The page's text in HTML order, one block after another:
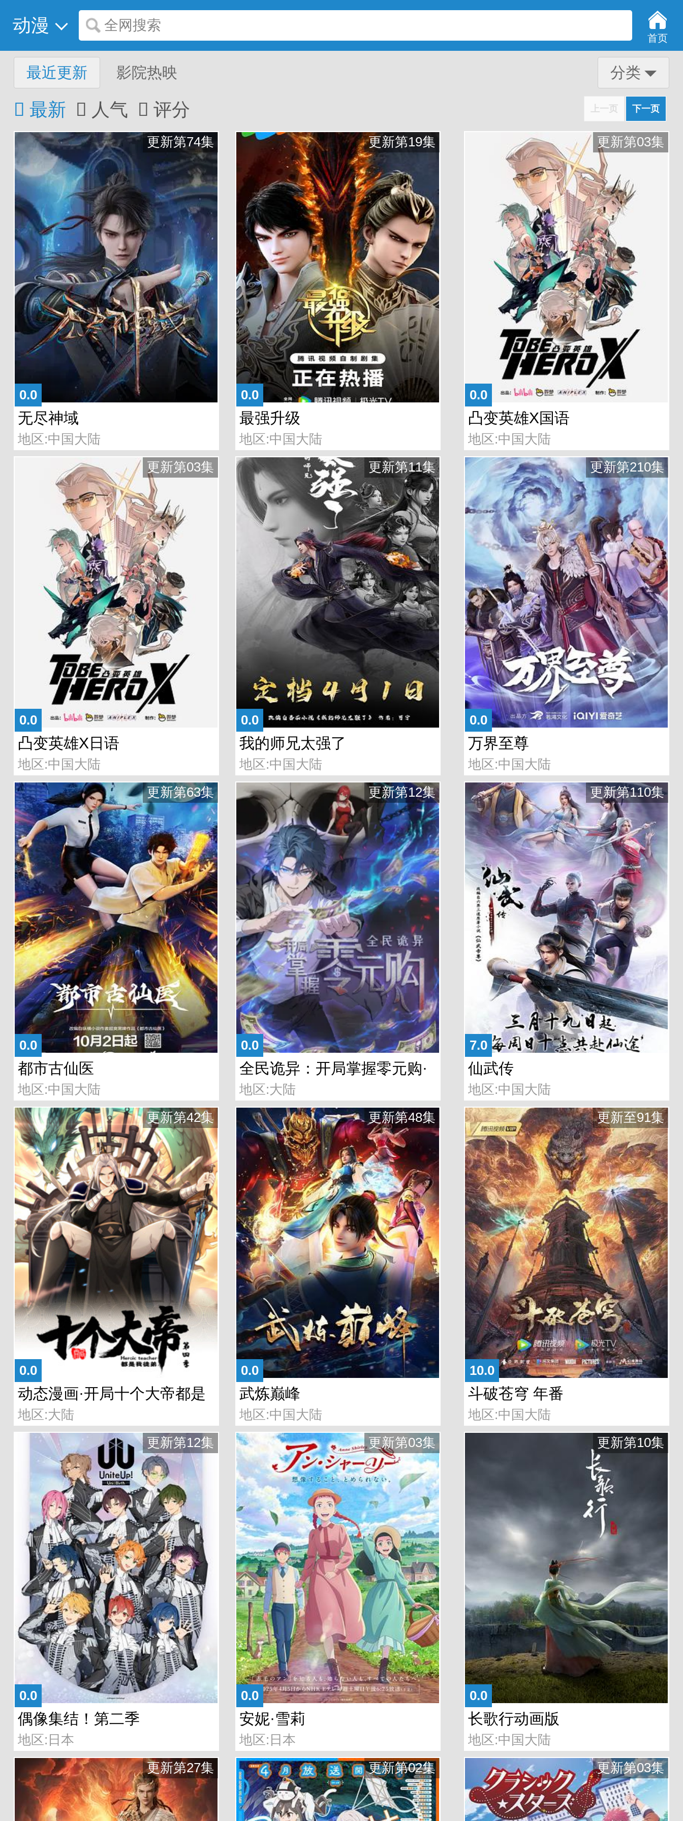
动漫 全网搜索
首页
最近更新 影院热映 分类
 最新  人气  评分 上一页 下一页
0.0
更新第74集
无尽神域
地区:中国大陆
0.0
更新第19集
最强升级
地区:中国大陆
0.0
更新第03集
凸变英雄X国语
地区:中国大陆
0.0
更新第03集
凸变英雄X日语
地区:中国大陆
0.0
更新第11集
我的师兄太强了
地区:中国大陆
0.0
更新第210集
万界至尊
地区:中国大陆
0.0
更新第63集
都市古仙医
地区:中国大陆
0.0
更新第12集
全民诡异：开局掌握零元购·
动态漫画
地区:大陆
7.0
更新第110集
仙武传
地区:中国大陆
0.0
更新第42集
动态漫画·开局十个大帝都是
我徒弟第四季
地区:大陆
0.0
更新第48集
武炼巅峰
地区:中国大陆
10.0
更新至91集
斗破苍穹 年番
地区:中国大陆
0.0
更新第12集
偶像集结！第二季
地区:日本
0.0
更新第03集
安妮·雪莉
地区:日本
0.0
更新第10集
长歌行动画版
地区:中国大陆
更新第27集
更新第02集 更新第03集